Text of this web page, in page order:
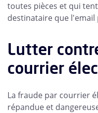
toutes pièces et qui
destinataire que
Lutter
courrier
La fraude par courrier
répandue et